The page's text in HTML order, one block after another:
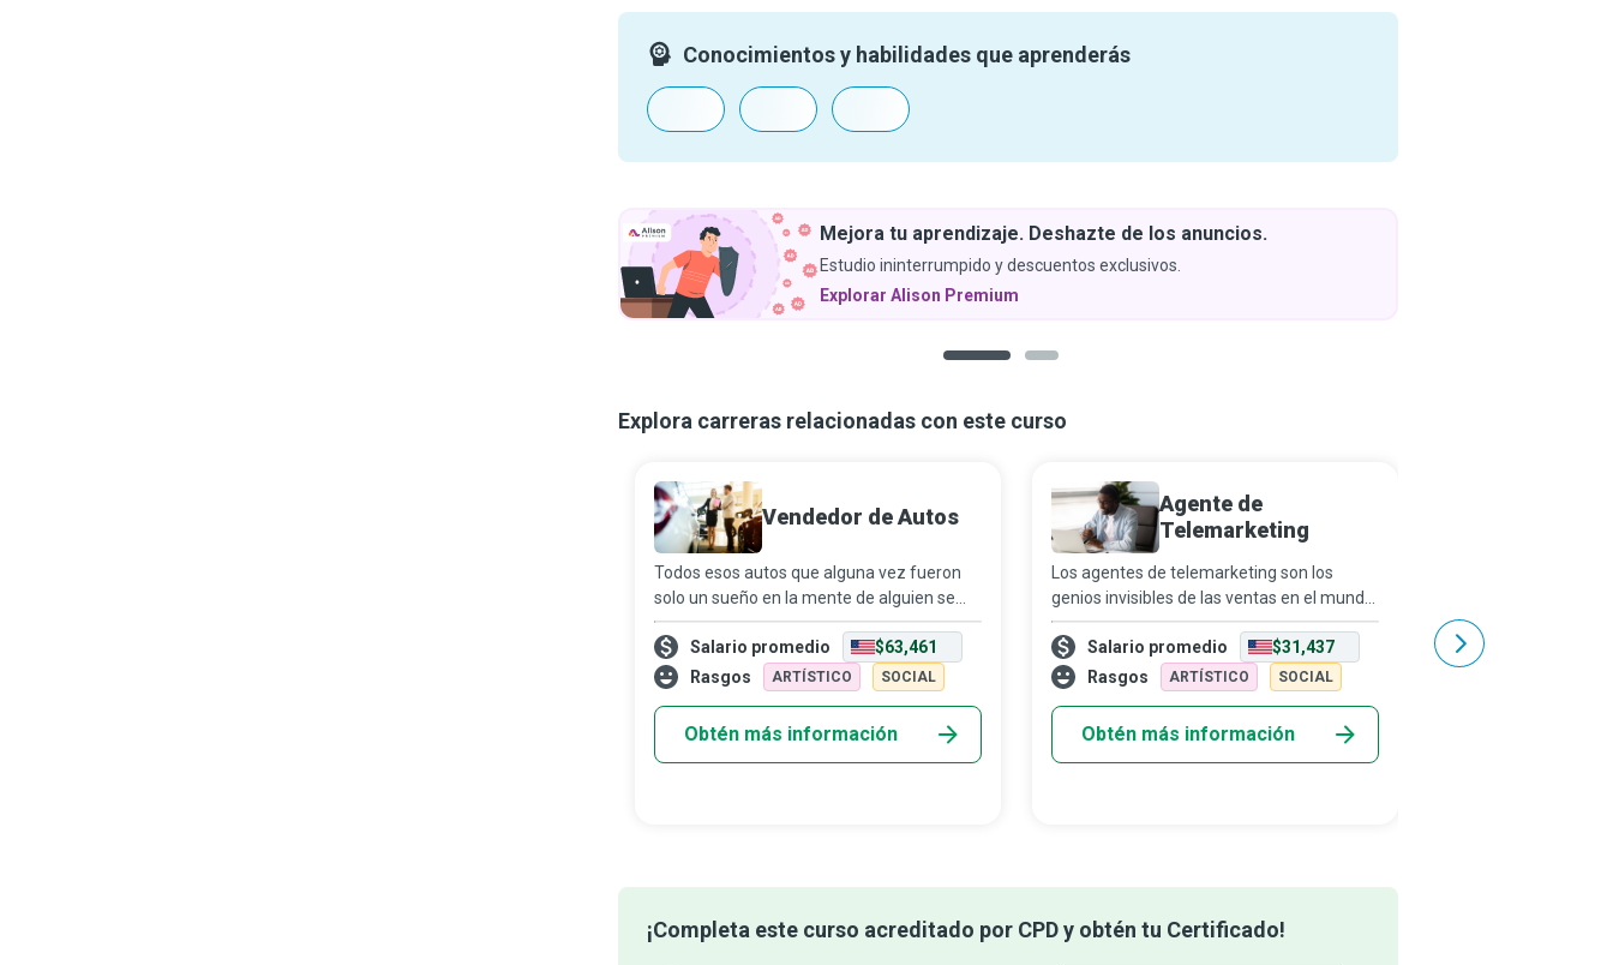
Conocimientos y habilidades que aprenderás
Mejora tu aprendizaje. Deshazte de los anuncios.
Estudio ininterrumpido y descuentos exclusivos.
Explorar Alison Premium
Explora carreras relacionadas con este curso
Vendedor de Autos
Todos esos autos que alguna vez fueron
solo un sueño en la mente de alguien se
hacen realidad gracias a un vendedor de
autos. Con un amplio conocimiento de los
vehículos de su concesionaria y excelent
Salario promedio
$63,461
Rasgos
ARTÍSTICO SOCIAL
Obtén más información
Agente de
Telemarketing
Los agentes de telemarketing son los
genios invisibles de las ventas en el mundo
del marketing. Utilizan una combinación
acertada de habilidades de escucha,
negocios, comunicación y persuasión para
Salario promedio
$31,437
Rasgos
ARTÍSTICO SOCIAL
Obtén más información
de una o varias
consultas y brindan la
forma que los clientes
Salario promedio
¡Completa este curso acreditado por CPD y obtén tu Certificado!